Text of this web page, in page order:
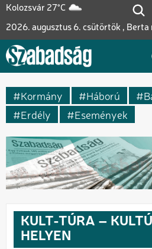
Ugrás
tartalomra
Kolozsvár 27°C
2026. augusztus 6. csütörtök , Berta
Kormány Háború
Erdély
Események
KULT-TÚRA –
HELYEN